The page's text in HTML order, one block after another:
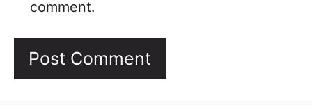
comment.